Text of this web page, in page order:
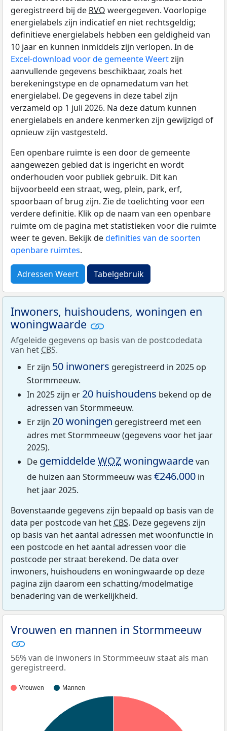
geregistreerd bij de RVO weergegeven. Voorlopige
energielabels zijn indicatief en niet rechtsgeldig;
definitieve energielabels hebben een geldigheid van
10 jaar en kunnen inmiddels zijn verlopen. In de
Excel-download voor de gemeente Weertzijn
aanvullende gegevens beschikbaar, zoals het
berekeningstype en de opnamedatum van het
energielabel. De gegevens in deze tabel zijn
verzameld op 1 juli 2026. Na deze datum kunnen
energielabels en andere kenmerken zijn gewijzigd of
opnieuw zijn vastgesteld.
Een openbare ruimte is een door de gemeente
aangewezen gebied dat is ingericht en wordt
onderhouden voor publiek gebruik. Dit kan
bijvoorbeeld een straat, weg, plein, park, erf,
spoorbaan of brug zijn. Zie de toelichting voor een
verdere definitie. Klik op de naam van een openbare
ruimte om de pagina met statistieken voor die ruimte
weer te geven. Bekijk dedefinities van de soorten
openbare ruimtes.
Adressen Weert Tabelgebruik
Inwoners, huishoudens, woningen en
woningwaarde
Afgeleide gegevens op basis van de postcodedata
van het CBS.
Er zijn 50 inwoners geregistreerd in 2025 op
Stormmeeuw.
In 2025 zijn er 20 huishoudens bekend op de
adressen van Stormmeeuw.
Er zijn 20 woningen geregistreerd met een
adres met Stormmeeuw (gegevens voor het jaar
2025).
De gemiddeldeWOZwoningwaardevan
de huizen aan Stormmeeuw was €246.000 in
het jaar 2025.
Bovenstaande gegevens zijn bepaald op basis van de
data per postcode van het CBS. Deze gegevens zijn
op basis van het aantal adressen met woonfunctie in
een postcode en het aantal adressen voor die
postcode per straat berekend. De data over
inwoners, huishoudens en woningwaarde op deze
pagina zijn daarom een schatting/modelmatige
benadering van de werkelijkheid.
Vrouwen en mannen in Stormmeeuw
56% van de inwoners in Stormmeeuw staat als man
geregistreerd.
Vrouwen Mannen